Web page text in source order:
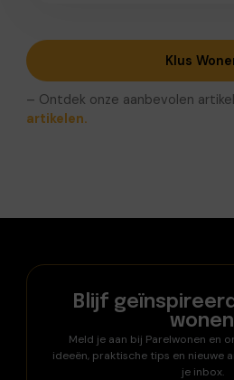
Klus
– Ontdek onze aanbevolen
artikelen.
Blijf
wonen
Meld je aan bij Parelwonen en
ideeën, praktische tips en nieuwe
je inbox.